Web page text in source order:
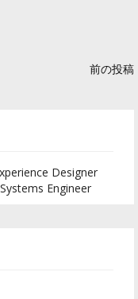
前の投稿
Designer
Engineer